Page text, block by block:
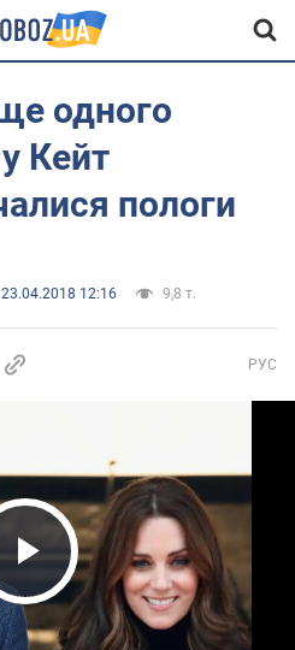
одного
Кейт
пологи
23.04.2018 12:16 9,8 т.
РУС
Video